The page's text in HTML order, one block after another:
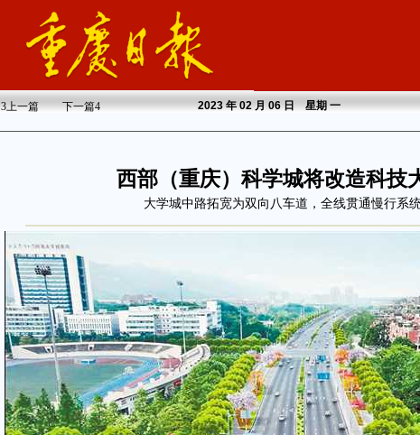
3上一篇 下一篇4 2023年 02 月 06 日 星期一
西部（重庆）科学城将改造科技
大学城中路拓宽为双向八车道，全线贯通慢行系